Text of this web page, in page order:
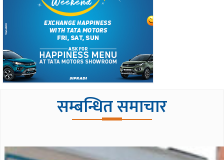
सम्बन्धित समाचार